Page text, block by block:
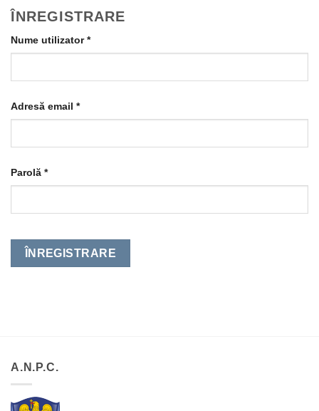
ÎNREGISTRARE
Nume utilizator*Obligatoriu
Adresă email *Obligatoriu
Parolă *Obligatoriu
ÎNREGISTRARE
A.N.P.C.